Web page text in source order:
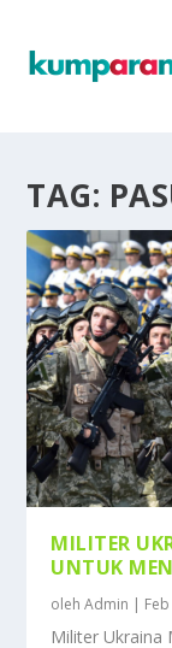
TAG:
MILITER
UNTUK
olehAdmin |
Militer Ukraina